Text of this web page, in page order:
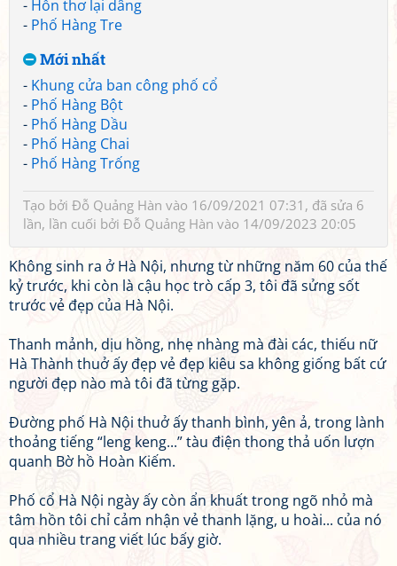
- Hồn thơ lại dâng
- Phố Hàng Tre
Mới nhất
- Khung cửa ban công phố cổ
- Phố Hàng Bột
- Phố Hàng Dầu
- Phố Hàng Chai
- Phố Hàng Trống
Tạo bởi Đỗ Quảng Hàn vào 16/09/2021 07:31, đã sửa 6
lần, lần cuối bởi Đỗ Quảng Hàn vào 14/09/2023 20:05
Không sinh ra ở Hà Nội, nhưng từ những năm 60 của thế
kỷ trước, khi còn là cậu học trò cấp 3, tôi đã sửng sốt
trước vẻ đẹp của Hà Nội.
Thanh mảnh, dịu hồng, nhẹ nhàng mà đài các, thiếu nữ
Hà Thành thuở ấy đẹp vẻ đẹp kiêu sa không giống bất cứ
người đẹp nào mà tôi đã từng gặp.
Đường phố Hà Nội thuở ấy thanh bình, yên ả, trong lành
thoảng tiếng “leng keng...” tàu điện thong thả uốn lượn
quanh Bờ hồ Hoàn Kiếm.
Phố cổ Hà Nội ngày ấy còn ẩn khuất trong ngõ nhỏ mà
tâm hồn tôi chỉ cảm nhận vẻ thanh lặng, u hoài... của nó
qua nhiều trang viết lúc bấy giờ.